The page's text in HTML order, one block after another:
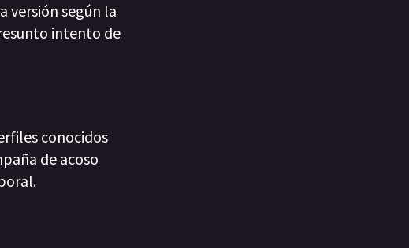
versión según la
intento de
conocidos
de acoso